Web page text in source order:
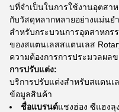
บที่จําเป็นในการใช้งานอุตสา
กับวัสดุหลากหลายอย่างแม่นยํ
สําหรับกระบวนการอุตสาหกร
ของสแตนเลสสแตนเลส
ความต้องการการประมวลผล
การปรับแต่ง:
บริการปรับแต่งสําหรับสแตนเ
ข้อมูลสินค้า
ชื่อแบรนด์แชงฮ่อง ซีแฮงลุง